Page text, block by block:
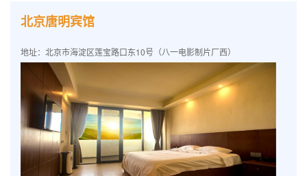
北京唐明宾馆
地址：北京市海淀区莲宝路口东10号（八一电影制片厂西）